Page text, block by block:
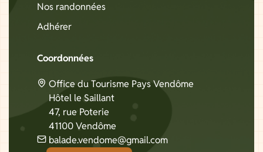
Nos randonnées
Adhérer
Coordonnées
Office du Tourisme Pays Vendôme
Hôtel le Saillant
47, rue Poterie
41100 Vendôme
balade.vendome@gmail.com